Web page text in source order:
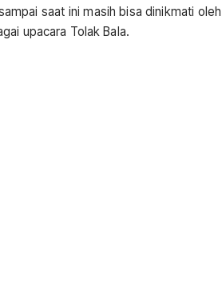
saat ini masih bisa dinikmati oleh
upacara Tolak Bala.